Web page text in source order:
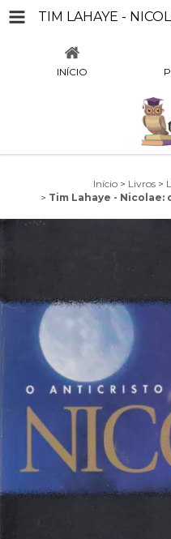
INÍCIO
Início > Livros >
> Tim Lahaye -